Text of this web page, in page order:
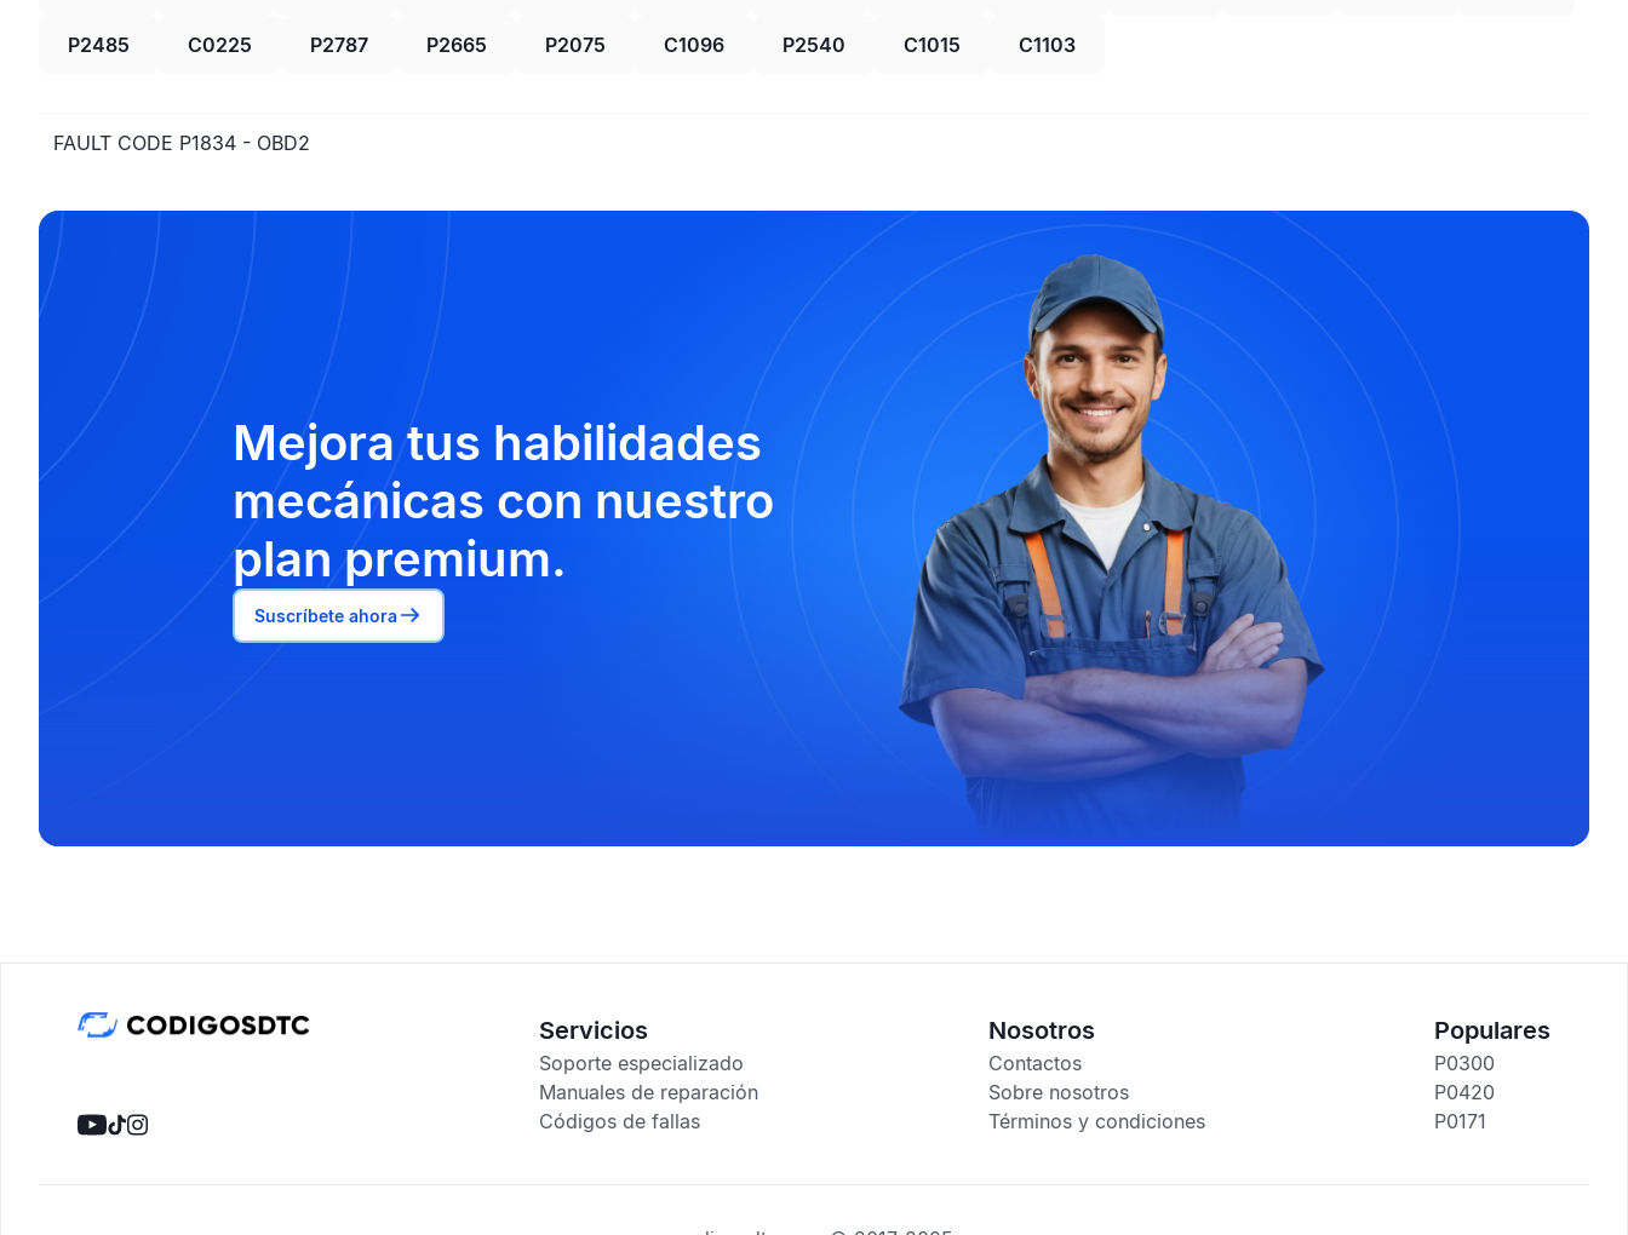
P2485 C0225 P2787 P2665 P2075 C1096 P2540 C1015 C1103
FAULT CODE P1834 - OBD2
Mejora tus habilidades
mecánicas con nuestro
plan premium.
Suscríbete ahora
Servicios
Soporte especializado
Manuales de reparación
Códigos de fallas
Nosotros
Contactos
Sobre nosotros
Términos y condiciones
Populares
P0300
P0420
P0171